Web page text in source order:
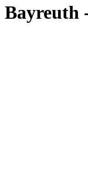
Bayreuth